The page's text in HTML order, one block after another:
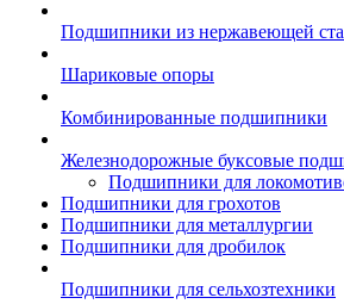
Подшипники из нержавеющей
Шариковые опоры
Комбинированные подшипники
Железнодорожные буксовые
Подшипники для
Подшипники для грохотов
Подшипники для металлургии
Подшипники для дробилок
Подшипники для сельхозтехники